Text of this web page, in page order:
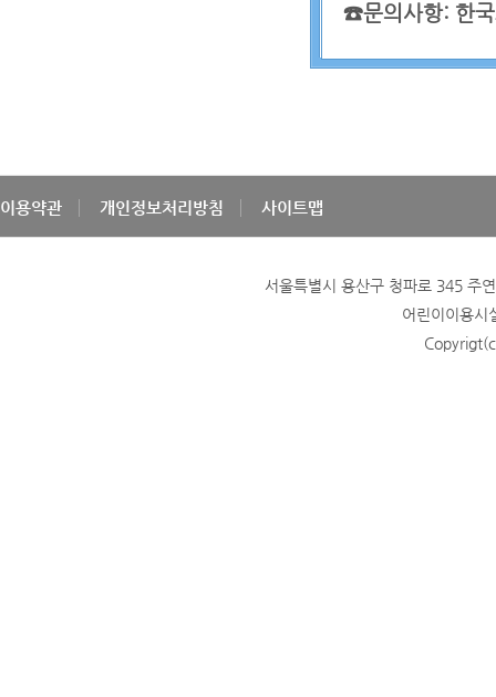
☎문의사항: 한
이용약관 개인정보처리방침 사이트맵
서울특별시 용산구 청파로 345
어린이이용시